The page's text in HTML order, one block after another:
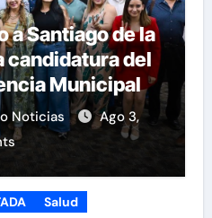
a Santiago de la
candidatura del
Municipal
Noticias
Ago 3,
Salud